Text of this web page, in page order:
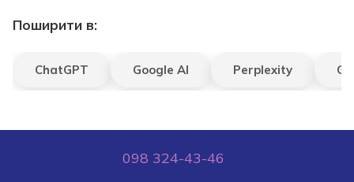
Поширити в:
ChatGPT Google AI Perplexity
098 324-43-46